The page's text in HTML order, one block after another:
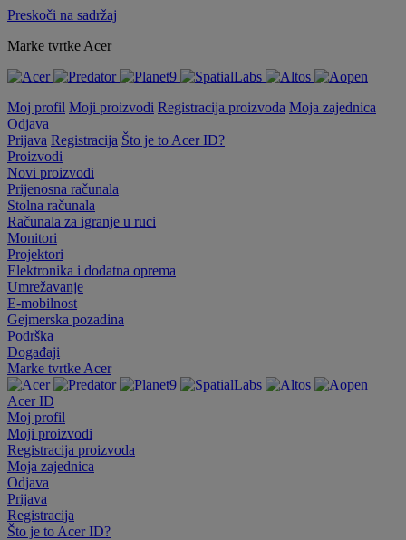
Preskoči na sadržaj
Marke tvrtke Acer
Moj profil Moji proizvodi Registracija proizvoda Moja zajednica
Odjava
Prijava Registracija Što je to Acer ID?
Proizvodi
Novi proizvodi
Prijenosna računala
Stolna računala
Računala za igranje u ruci
Monitori
Projektori
Elektronika i dodatna oprema
Umrežavanje
E-mobilnost
Gejmerska pozadina
Podrška
Događaji
Marke tvrtke Acer
Acer ID
Moj profil
Moji proizvodi
Registracija proizvoda
Moja zajednica
Odjava
Prijava
Registracija
Što je to Acer ID?